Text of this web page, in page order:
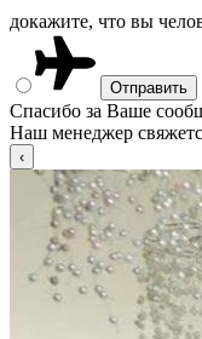
докажите, что вы
Спасибо за Ваше
Наш менеджер